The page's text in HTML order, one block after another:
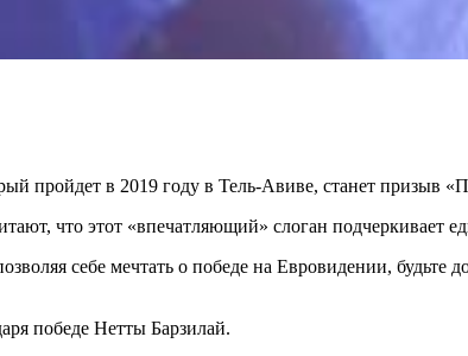
пройдет в 2019 году в Тель-Авиве, станет призыв
что этот «впечатляющий» слоган подчеркивает
себе мечтать о победе на Евровидении,
победе Нетты Барзилай.